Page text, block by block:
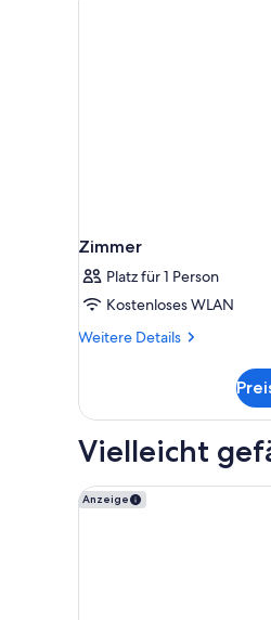
Zimmer
Platz für 1 Person
Kostenloses WLAN
Weitere Details
Weitere
Vielleicht
Anzeige
Princess Family Club